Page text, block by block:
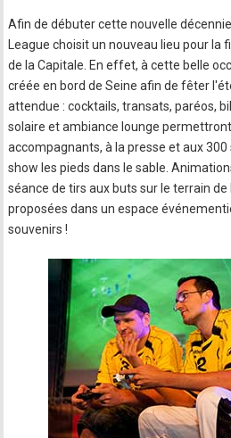
Afin de débuter cette nouvelle
League choisit un nouveau lieu pour
de la Capitale. En effet, à cette belle
créée en bord de Seine afin de fêter
attendue : cocktails, transats, paréos,
solaire et ambiance lounge
accompagnants, à la presse et aux
show les pieds dans le sable.
séance de tirs aux buts sur le terrain
proposées dans un espace
souvenirs !